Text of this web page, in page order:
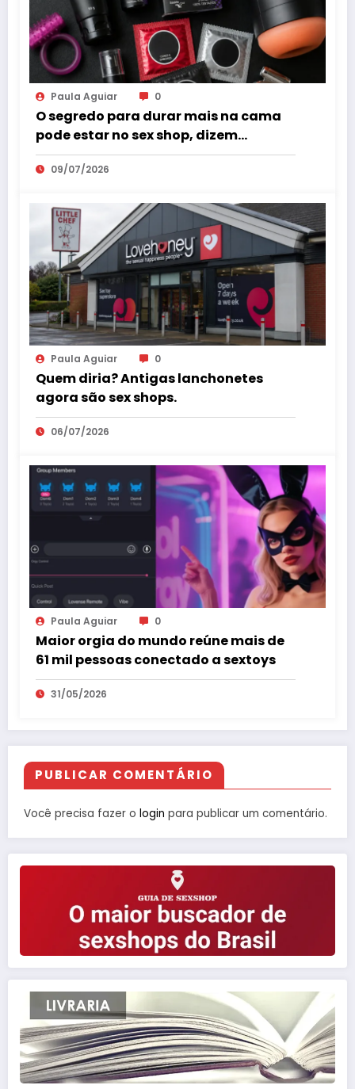
Paula Aguiar 0
O segredo para durar mais na cama
pode estar no sex shop, dizem
especialistas em saúde sexual
09/07/2026
Paula Aguiar 0
Quem diria? Antigas lanchonetes
agora são sex shops.
06/07/2026
Paula Aguiar 0
Maior orgia do mundo reúne mais de
61 mil pessoas conectado a sextoys
31/05/2026
PUBLICAR COMENTÁRIO
Você precisa fazer o login para publicar um comentário.